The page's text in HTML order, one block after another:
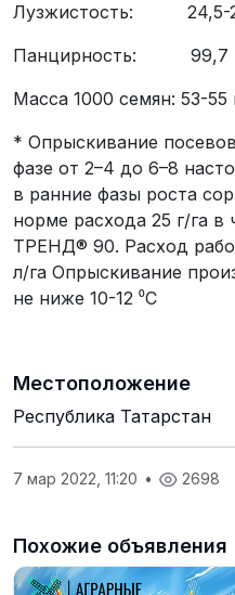
Лузжистость: 24,5-
Панцирность: 99,7
Масса 1000 семян: 53-55
* Опрыскивание
фазе от 2–4 до 6–8
в ранние фазы роста
норме расхода 25 г/га
ТРЕНД® 90. Расход
л/га Опрыскивание
не ниже 10-12 ⁰С
Местоположение
Республика Татарстан
7 мар 2022, 11:20 • 2698
Похожие объявления